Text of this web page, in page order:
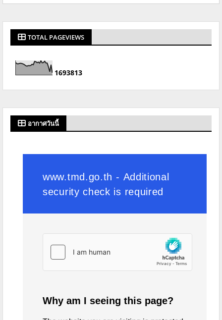
TOTAL PAGEVIEWS
1693813
อากาศวันนี้